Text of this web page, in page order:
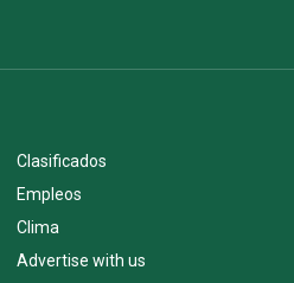
Clasificados
Empleos
Clima
Advertise with us